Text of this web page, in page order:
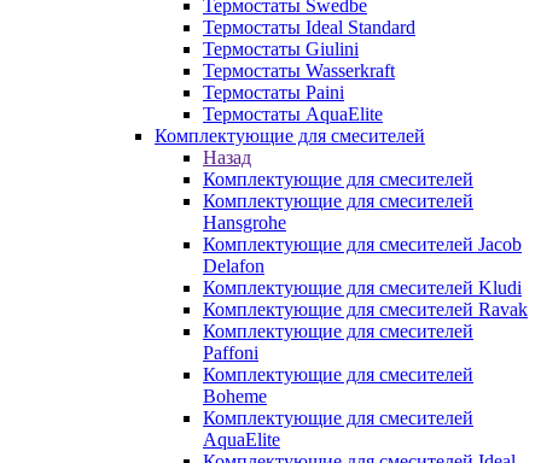
Термостаты Swedbe
Термостаты Ideal Standard
Термостаты Giulini
Термостаты Wasserkraft
Термостаты Paini
Термостаты AquaElite
Комплектующие для смесителей
Назад
Комплектующие для смесителей
Комплектующие для смесителей
Hansgrohe
Комплектующие для смесителей Jacob
Delafon
Комплектующие для смесителей Kludi
Комплектующие для смесителей Ravak
Комплектующие для смесителей
Paffoni
Комплектующие для смесителей
Boheme
Комплектующие для смесителей
AquaElite